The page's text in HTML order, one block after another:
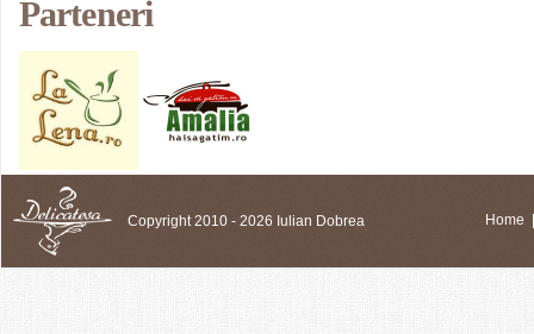
Parteneri
Copyright 2010 - 2026 Iulian Dobrea Home